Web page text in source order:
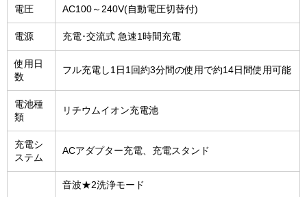
電圧 AC100～240V(自動電圧切替付)
電源 充電･交流式 急速1時間充電
使用日
数
フル充電し1日1回約3分間の使用で約14日間使用可能
電池種
類
リチウムイオン充電池
充電シ
ステム
ACアダプター充電、充電スタンド
音波★2洗浄モード